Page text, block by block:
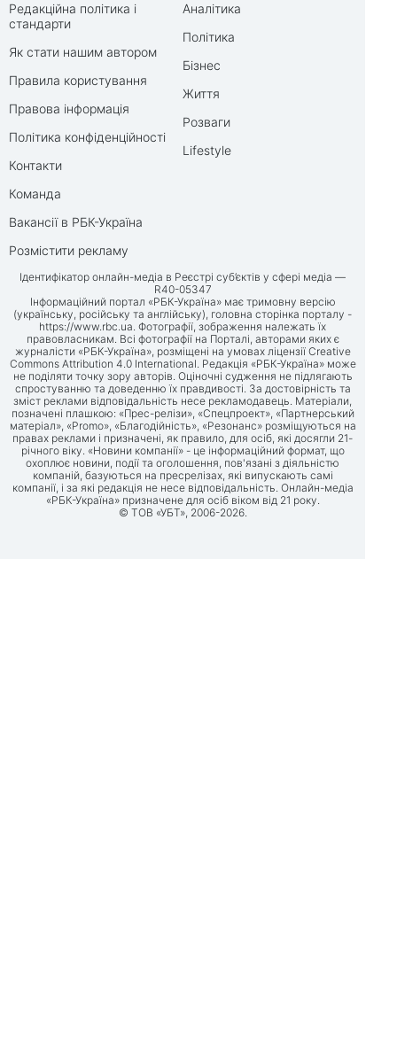
Редакційна політика і
стандарти
Як стати нашим автором
Правила користування
Правова інформація
Політика конфіденційності
Контакти
Команда
Вакансії в РБК-Україна
Розмістити рекламу
Аналітика
Політика
Бізнес
Життя
Розваги
Lifestyle
Ідентифікатор онлайн-медіа в Реєстрі суб’єктів у сфері медіа —
R40-05347
Інформаційний портал «РБК-Україна» має тримовну версію
(українську, російську та англійську), головна сторінка порталу -
https://www.rbc.ua. Фотографії, зображення належать їх
правовласникам. Всі фотографії на Порталі, авторами яких є
журналісти «РБК-Україна», розміщені на умовах ліцензії Creative
Commons Attribution 4.0 International. Редакція «РБК-Україна» може
не поділяти точку зору авторів. Оціночні судження не підлягають
спростуванню та доведенню їх правдивості. За достовірність та
зміст реклами відповідальність несе рекламодавець. Матеріали,
позначені плашкою: «Прес-релізи», «Спецпроект», «Партнерський
матеріал», «Promo», «Благодійність», «Резонанс» розміщуються на
правах реклами і призначені, як правило, для осіб, які досягли 21-
річного віку. «Новини компанії» - це інформаційний формат, що
охоплює новини, події та оголошення, пов'язані з діяльністю
компаній, базуються на пресрелізах, які випускають самі
компанії, і за які редакція не несе відповідальність. Онлайн-медіа
«РБК-Україна» призначене для осіб віком від 21 року.
© ТОВ «УБТ», 2006-2026.